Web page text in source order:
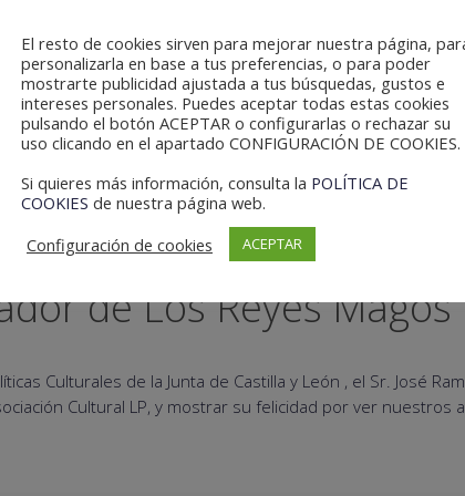
Políticas Culturales de
de Los Reyes Magos
Culturales de la Junta de Castilla y León , el Sr. José
Cultural LP, y mostrar su felicidad por ver nuestros
El resto de cookies sirven para mejorar nuestra página,
personalizarla en base a tus preferencias, o para poder
mostrarte publicidad ajustada a tus búsquedas, gustos e
intereses personales. Puedes aceptar todas estas cookies
pulsando el botón ACEPTAR o configurarlas o rechazar su
uso clicando en el apartado CONFIGURACIÓN DE COOKIES.
Si quieres más información, consulta la POLÍTICA DE
COOKIES de nuestra página web.
Configuración de cookies
ACEPTAR